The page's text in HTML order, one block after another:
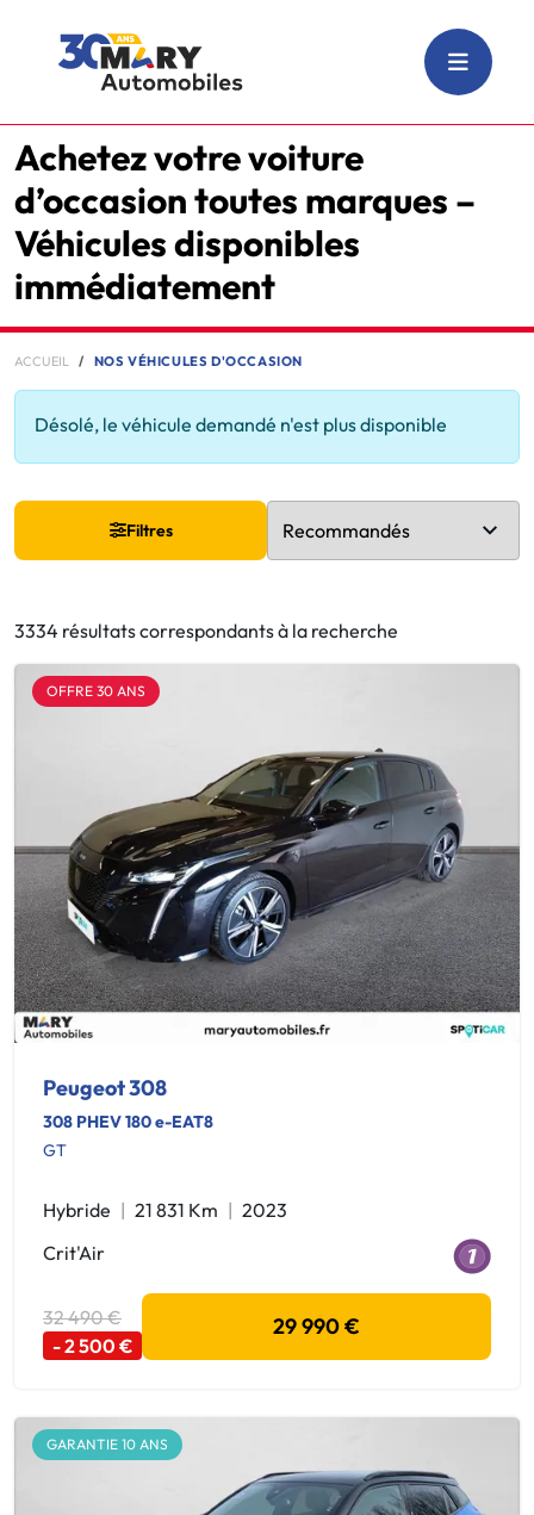
Achetez votre voiture
d’occasion toutes marques –
Véhicules disponibles
immédiatement
ACCUEIL NOS VÉHICULES D'OCCASION
Désolé, le véhicule demandé n'est plus disponible
Filtres
3334 résultats correspondants à la recherche
OFFRE 30 ANS
Peugeot 308
308 PHEV 180 e-EAT8
GT
Hybride 21 831 Km
2023
Crit'Air
32 490 €
- 2 500 €
29 990 €
GARANTIE 10 ANS